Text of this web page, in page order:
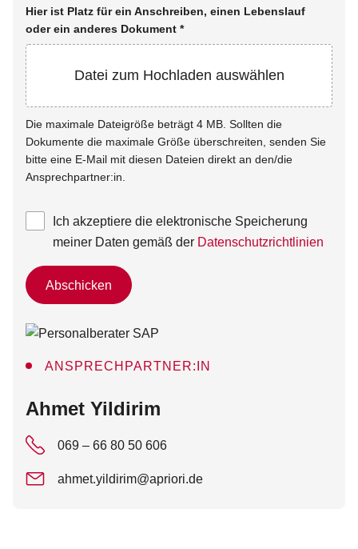
Hier ist Platz für ein Anschreiben, einen Lebenslauf
oder ein anderes Dokument *
Datei zum Hochladen auswählen
Die maximale Dateigröße beträgt 4 MB. Sollten die
Dokumente die maximale Größe überschreiten, senden Sie
bitte eine E-Mail mit diesen Dateien direkt an den/die
Ansprechpartner:in.
Ich akzeptiere die elektronische Speicherung
meiner Daten gemäß der Datenschutzrichtlinien
Abschicken
ANSPRECHPARTNER:IN
:
Ahmet Yildirim
069 – 66 80 50 606
ahmet.yildirim@apriori.de